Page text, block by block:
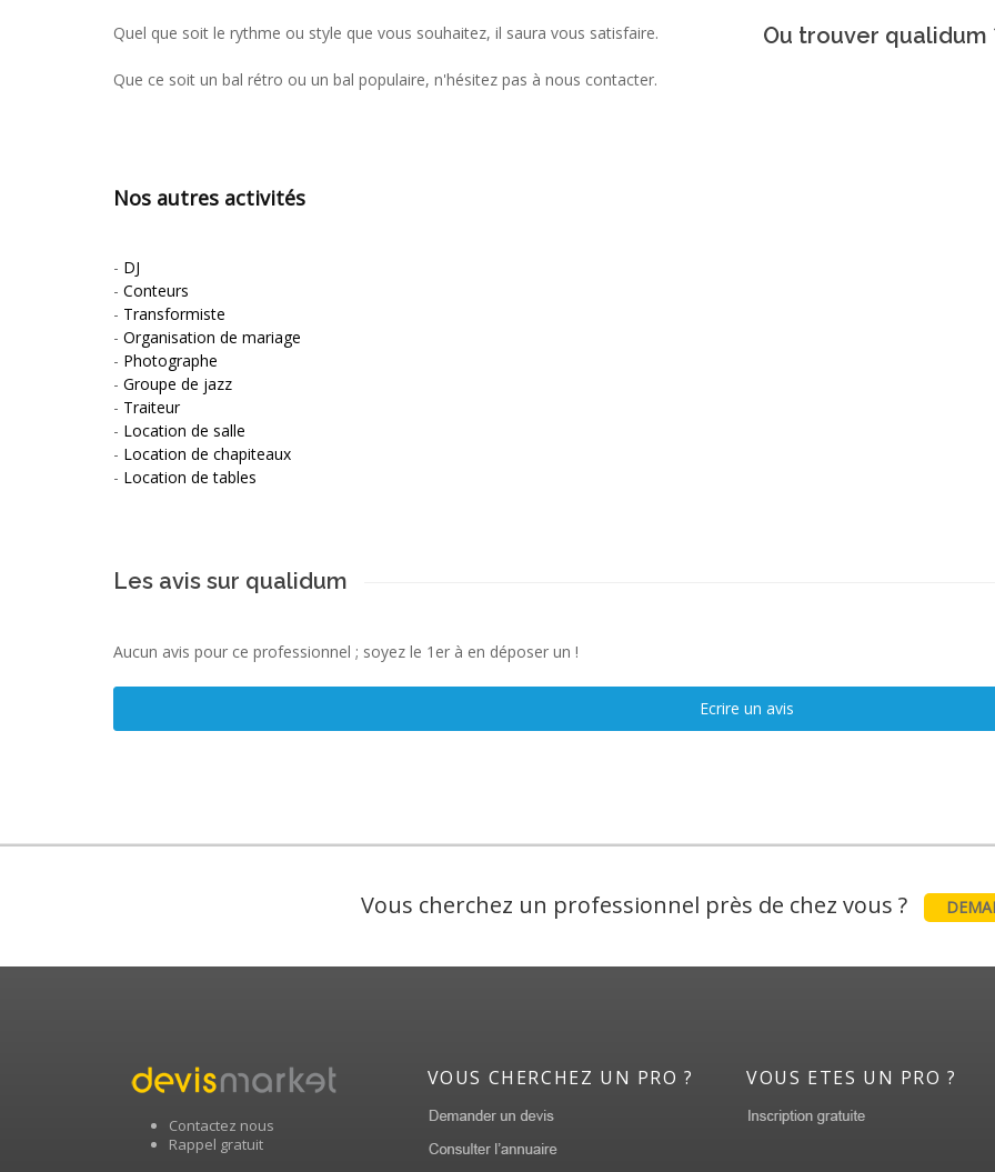
Quel que soit le rythme ou style que vous souhaitez, il saura vous satisfaire.
Que ce soit un bal rétro ou un bal populaire, n'hésitez pas à nous contacter.
Nos autres activités
- DJ
- Conteurs
- Transformiste
- Organisation de mariage
- Photographe
- Groupe de jazz
- Traiteur
- Location de salle
- Location de chapiteaux
- Location de tables
Ou trouver qualidum
Les avis sur qualidum
Aucun avis pour ce professionnel ; soyez le 1er à en déposer un !
Ecrire un avis
Vous cherchez un professionnel près de chez vous ?
Contactez nous
Rappel gratuit
VOUS CHERCHEZ UN PRO ? VOUS ETES UN PRO ?